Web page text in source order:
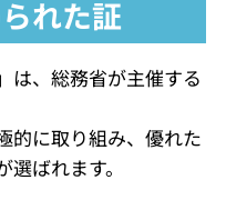
れた証
は、総務省が主催する
的に取り組み、優れた
ばれます。